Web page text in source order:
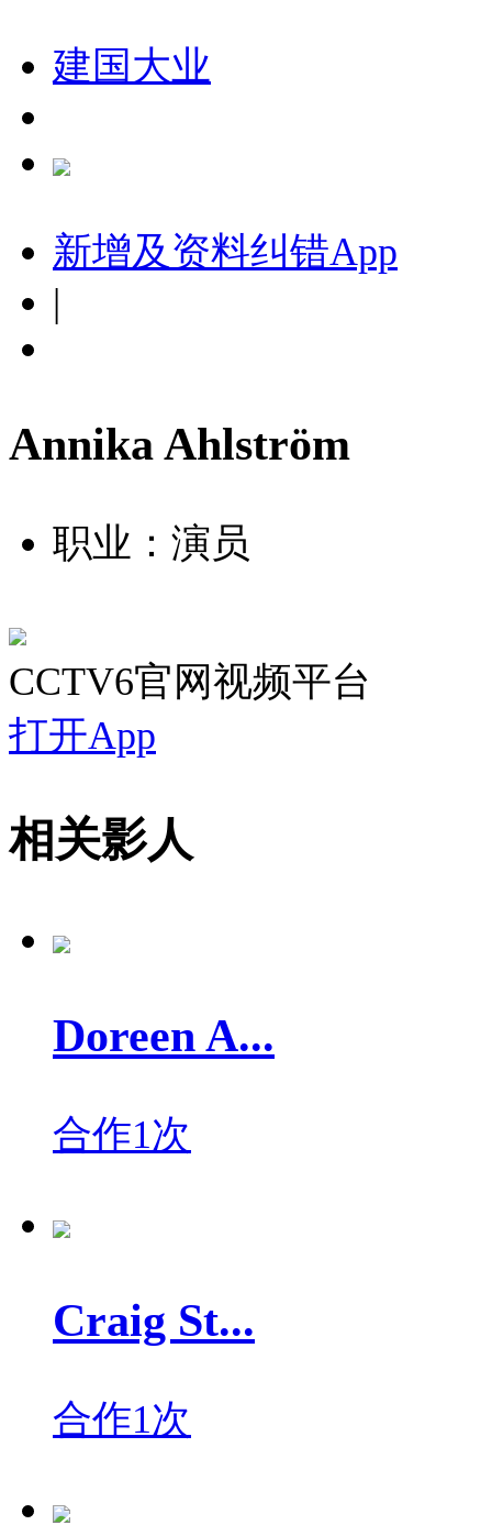
建国大业
新增及资料纠错App
|
Annika Ahlström
职业：演员
CCTV6官网视频平台
打开App
相关影人
Doreen A...
合作1次
Craig St...
合作1次